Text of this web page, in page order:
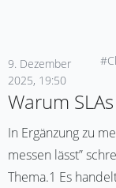
9. Dezember
2025, 19:50
Warum
In Ergänzung zu
messen lässt”
Thema.1 Es